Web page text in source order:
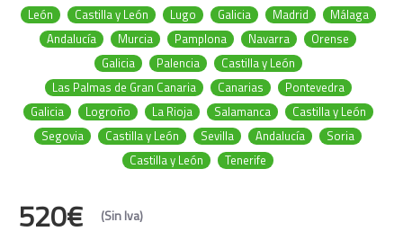
León
Castilla y León Lugo Galicia Madrid
Málaga
Andalucía
Murcia Pamplona Navarra
Orense
Galicia
Palencia
Castilla y León
Las Palmas de Gran Canaria
Canarias
Pontevedra
Galicia
Logroño La Rioja Salamanca
Castilla y León
Segovia
Castilla y León Sevilla Andalucía
Soria
Castilla y León
Tenerife
520€ (Sin Iva)